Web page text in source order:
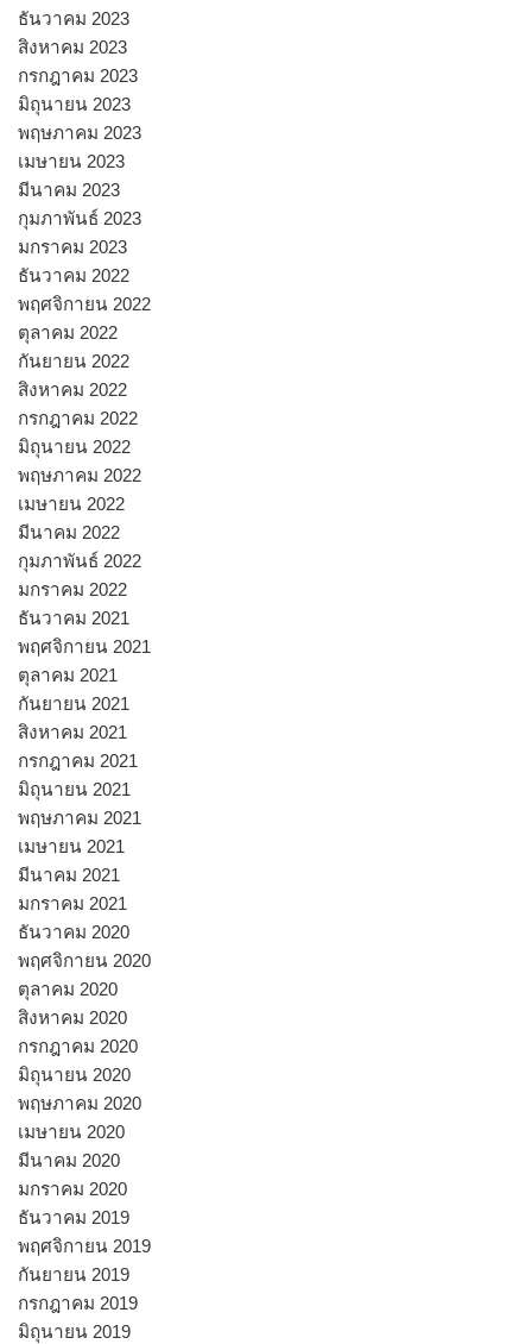
ธันวาคม 2023
สิงหาคม 2023
กรกฎาคม 2023
มิถุนายน 2023
พฤษภาคม 2023
เมษายน 2023
มีนาคม 2023
กุมภาพันธ์ 2023
มกราคม 2023
ธันวาคม 2022
พฤศจิกายน 2022
ตุลาคม 2022
กันยายน 2022
สิงหาคม 2022
กรกฎาคม 2022
มิถุนายน 2022
พฤษภาคม 2022
เมษายน 2022
มีนาคม 2022
กุมภาพันธ์ 2022
มกราคม 2022
ธันวาคม 2021
พฤศจิกายน 2021
ตุลาคม 2021
กันยายน 2021
สิงหาคม 2021
กรกฎาคม 2021
มิถุนายน 2021
พฤษภาคม 2021
เมษายน 2021
มีนาคม 2021
มกราคม 2021
ธันวาคม 2020
พฤศจิกายน 2020
ตุลาคม 2020
สิงหาคม 2020
กรกฎาคม 2020
มิถุนายน 2020
พฤษภาคม 2020
เมษายน 2020
มีนาคม 2020
มกราคม 2020
ธันวาคม 2019
พฤศจิกายน 2019
กันยายน 2019
กรกฎาคม 2019
มิถุนายน 2019